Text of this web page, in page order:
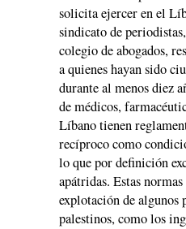
solicita ejercer en el
sindicato de
colegio de abogados,
a quienes hayan sido
durante al menos diez
de médicos,
Líbano tienen
recíproco como
lo que por definición
apátridas. Estas
explotación de algunos
palestinos, como los